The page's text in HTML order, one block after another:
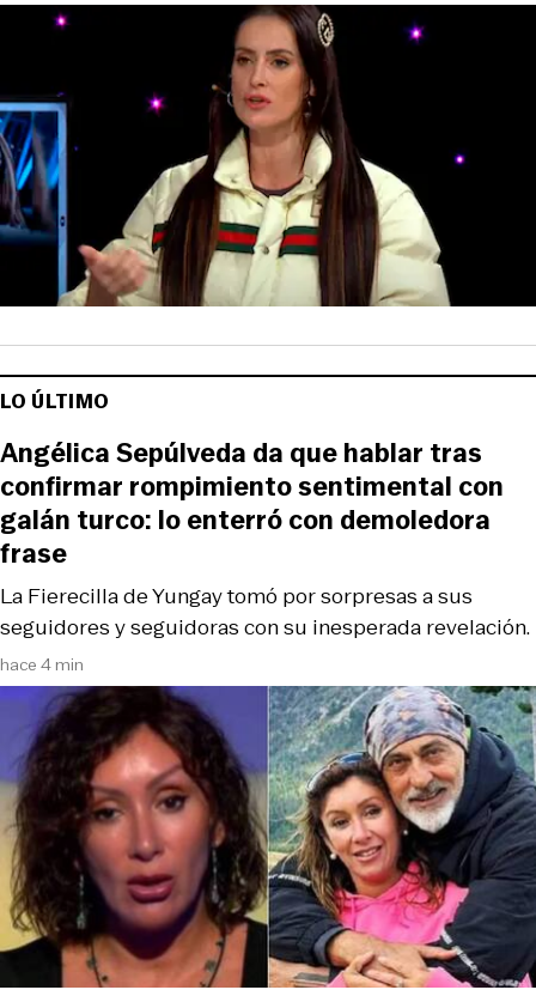
LO ÚLTIMO
hace 4 min
La Fierecilla de Yungay tomó por sorpresas a sus
seguidores y seguidoras con su inesperada revelación.
Angélica Sepúlveda da que hablar tras
confirmar rompimiento sentimental con
galán turco: lo enterró con demoledora
frase